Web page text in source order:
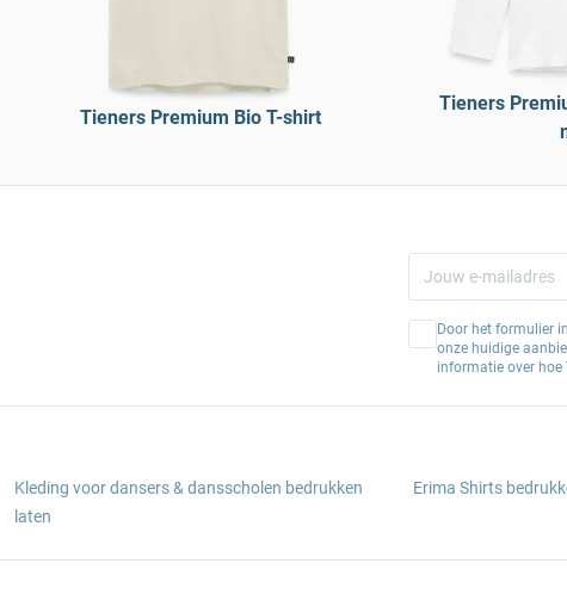
Tieners Premium Bio T-shirt
Tieners
Door het formulier
onze huidige
informatie over hoe
Kleding voor dansers & dansscholen bedrukken
laten
Erima Shirts